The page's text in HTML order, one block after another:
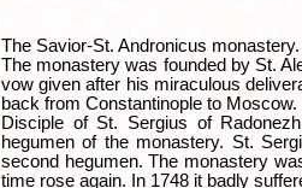
The Savior-St. Andronicus monastery.
The monastery was founded by St.
vow given after his miraculous
back from Constantinople to Moscow.
Disciple of St. Sergius of
hegumen of the monastery. St.
second hegumen. The monastery
time rose again. In 1748 it badly